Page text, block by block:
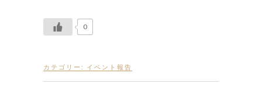
0
カテゴリー: イベント報告